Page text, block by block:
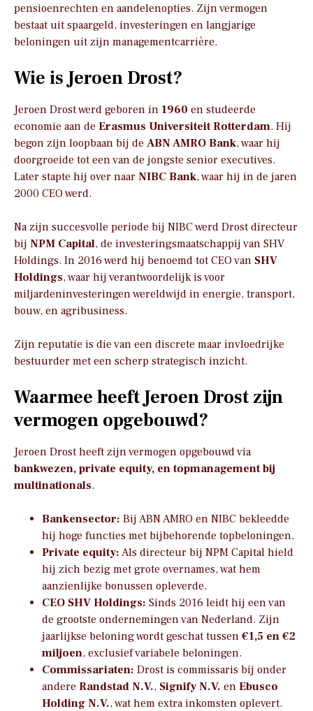
pensioenrechten en aandelenopties. Zijn vermogen
bestaat uit spaargeld, investeringen en langjarige
beloningen uit zijn managementcarrière.
Wie is Jeroen Drost?
Jeroen Drost werd geboren in 1960 en studeerde
economie aan de Erasmus Universiteit Rotterdam. Hij
begon zijn loopbaan bij de ABN AMRO Bank, waar hij
doorgroeide tot een van de jongste senior executives.
Later stapte hij over naar NIBC Bank, waar hij in de jaren
2000 CEO werd.
Na zijn succesvolle periode bij NIBC werd Drost directeur
bij NPM Capital, de investeringsmaatschappij van SHV
Holdings. In 2016 werd hij benoemd tot CEO van SHV
Holdings, waar hij verantwoordelijk is voor
miljardeninvesteringen wereldwijd in energie, transport,
bouw, en agribusiness.
Zijn reputatie is die van een discrete maar invloedrijke
bestuurder met een scherp strategisch inzicht.
Waarmee heeft Jeroen Drost zijn
vermogen opgebouwd?
Jeroen Drost heeft zijn vermogen opgebouwd via
bankwezen, private equity, en topmanagement bij
multinationals.
Bankensector: Bij ABN AMRO en NIBC bekleedde
hij hoge functies met bijbehorende topbeloningen.
Private equity: Als directeur bij NPM Capital hield
hij zich bezig met grote overnames, wat hem
aanzienlijke bonussen opleverde.
CEO SHV Holdings: Sinds 2016 leidt hij een van
de grootste ondernemingen van Nederland. Zijn
jaarlijkse beloning wordt geschat tussen €1,5 en €2
miljoen, exclusief variabele beloningen.
Commissariaten: Drost is commissaris bij onder
andere Randstad N.V., Signify N.V. en Ebusco
Holding N.V., wat hem extra inkomsten oplevert.